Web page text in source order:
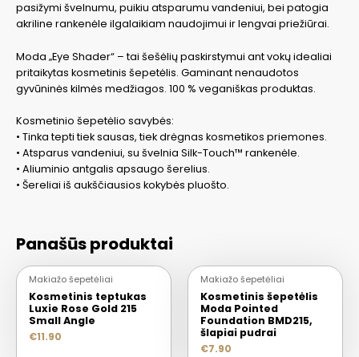
pasižymi švelnumu, puikiu atsparumu vandeniui, bei patogia
akriline rankenėle ilgalaikiam naudojimui ir lengvai priežiūrai.
Moda „Eye Shader“ – tai šešėlių paskirstymui ant vokų idealiai
pritaikytas kosmetinis šepetėlis. Gaminant nenaudotos
gyvūninės kilmės medžiagos. 100 % veganiškas produktas.
Kosmetinio šepetėlio savybės:
• Tinka tepti tiek sausas, tiek drėgnas kosmetikos priemones.
• Atsparus vandeniui, su švelnia Silk-Touch™ rankenėle.
• Aliuminio antgalis apsaugo šerelius.
• Šereliai iš aukščiausios kokybės pluošto.
Panašūs produktai
Makiažo šepetėliai
Kosmetinis teptukas
Luxie Rose Gold 215
Small Angle
€11.90
Makiažo šepetėliai
Kosmetinis šepetėlis
Moda Pointed
Foundation BMD215,
šlapiai pudrai
€7.90